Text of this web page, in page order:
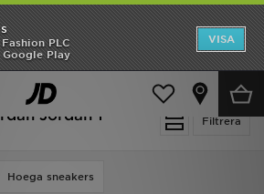
PLC
Google Play
VISA
för skolstarten
Jordan 1
Filtrera
Jordan 1
Hoega sneakers